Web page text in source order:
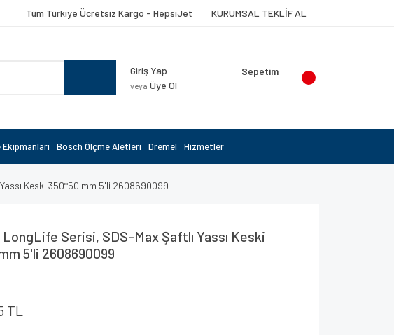
Tüm Türkiye Ücretsiz Kargo - HepsiJet KURUMSAL TEKLİF AL
Giriş Yap
veya Üye Ol
Sepetim
Bosch Ölçme Aletleri Dremel Hizmetler
Keski 350*50 mm 5'li 2608690099
Serisi, SDS-Max Şaftlı Yassı Keski
5'li 2608690099
TL